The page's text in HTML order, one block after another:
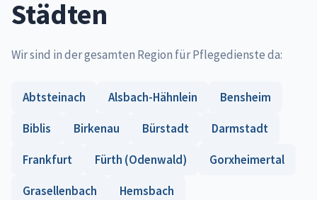
Städten
Wir sind in der gesamten Region für Pflegedienste da:
Abtsteinach Alsbach-Hähnlein
Bensheim
Biblis
Birkenau Bürstadt
Darmstadt
Frankfurt
Fürth (Odenwald)
Gorxheimertal
Grasellenbach
Hemsbach